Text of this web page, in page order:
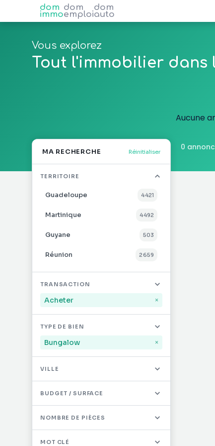
dom
immo
dom
emploi
dom
auto
Vous explorez
Tout l'immobilier dans
Aucune
MA RECHERCHE Réinitialiser
TERRITOIRE
Guadeloupe 4 421
Martinique 4 492
Guyane 503
Réunion 2 659
Mayotte
Saint-Barthélémy 12
TRANSACTION
Acheter ×
TYPE DE BIEN
Bungalow ×
VILLE
BUDGET / SURFACE
NOMBRE DE PIÈCES
MOT CLÉ
0